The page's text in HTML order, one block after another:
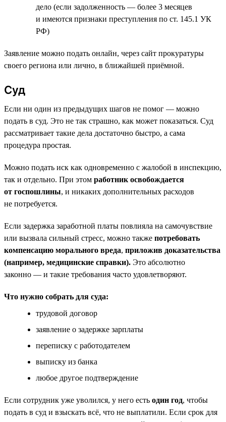
дело (если задолженность — более 3 месяцев
и имеются признаки преступления по ст. 145.1 УК
РФ)
Заявление можно подать онлайн, через сайт прокуратуры
своего региона или лично, в ближайшей приёмной.
Суд
Если ни один из предыдущих шагов не помог — можно
подать в суд. Это не так страшно, как может показаться. Суд
рассматривает такие дела достаточно быстро, а сама
процедура простая.
Можно подать иск как одновременно с жалобой в инспекцию,
так и отдельно. При этом работник освобождается
от госпошлины, и никаких дополнительных расходов
не потребуется.
Если задержка заработной платы повлияла на самочувствие
или вызвала сильный стресс, можно также потребовать
компенсацию морального вреда, приложив доказательства
(например, медицинские справки). Это абсолютно
законно — и такие требования часто удовлетворяют.
Что нужно собрать для суда:
трудовой договор
заявление о задержке зарплаты
переписку с работодателем
выписку из банка
любое другое подтверждение
Если сотрудник уже уволился, у него есть один год, чтобы
подать в суд и взыскать всё, что не выплатили. Если срок для